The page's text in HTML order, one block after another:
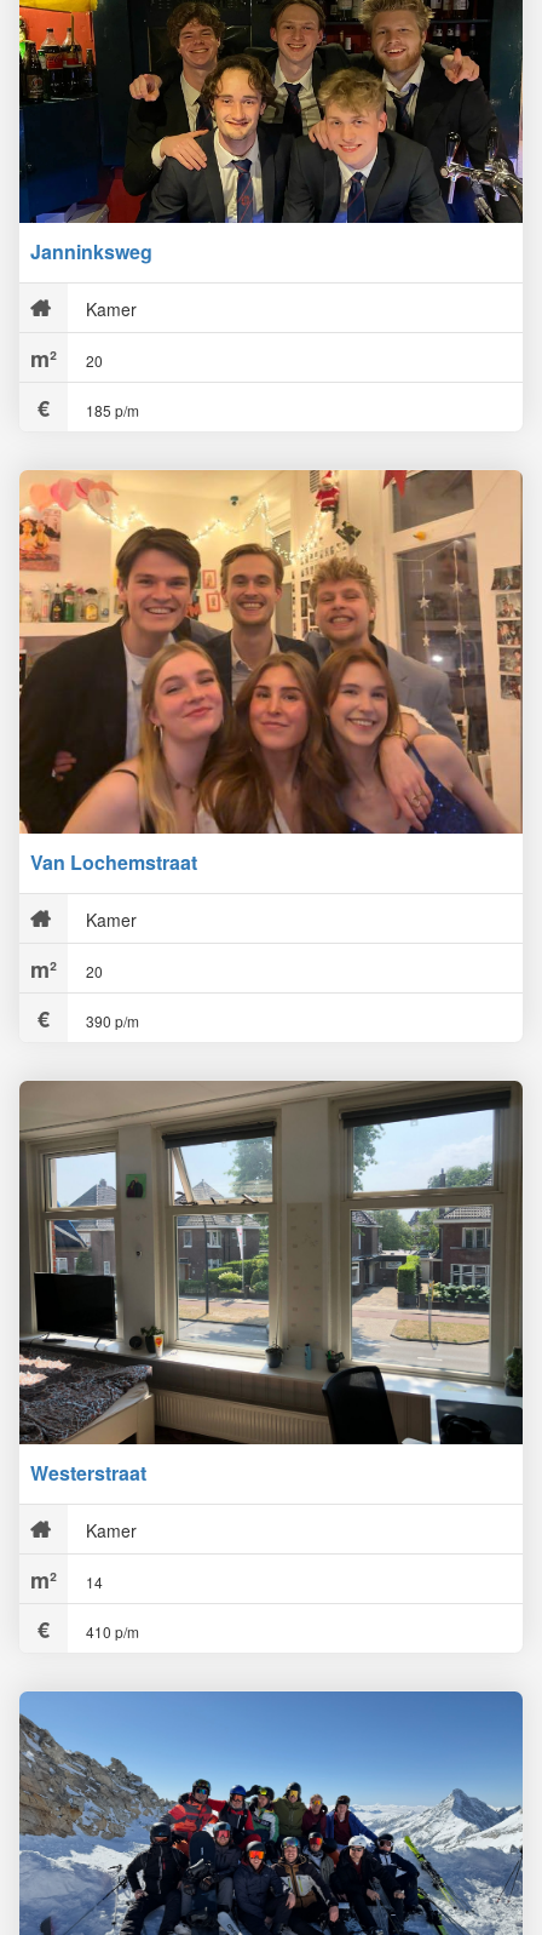
Janninksweg
Kamer
20
185 p/m
Van Lochemstraat
Kamer
20
390 p/m
Westerstraat
Kamer
14
410 p/m